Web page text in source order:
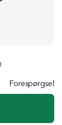
Forespørgsel